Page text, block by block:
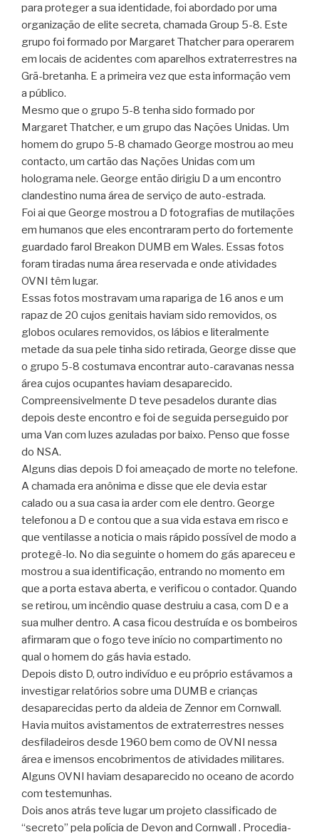
para proteger a sua identidade, foi abordado por uma
organização de elite secreta, chamada Group 5-8. Este
grupo foi formado por Margaret Thatcher para operarem
em locais de acidentes com aparelhos extraterrestres na
Grã-bretanha. E a primeira vez que esta informação vem
a público.
Mesmo que o grupo 5-8 tenha sido formado por
Margaret Thatcher, e um grupo das Nações Unidas. Um
homem do grupo 5-8 chamado George mostrou ao meu
contacto, um cartão das Nações Unidas com um
holograma nele. George então dirigiu D a um encontro
clandestino numa área de serviço de auto-estrada.
Foi ai que George mostrou a D fotografias de mutilações
em humanos que eles encontraram perto do fortemente
guardado farol Breakon DUMB em Wales. Essas fotos
foram tiradas numa área reservada e onde atividades
OVNI têm lugar.
Essas fotos mostravam uma rapariga de 16 anos e um
rapaz de 20 cujos genitais haviam sido removidos, os
globos oculares removidos, os lábios e literalmente
metade da sua pele tinha sido retirada, George disse que
o grupo 5-8 costumava encontrar auto-caravanas nessa
área cujos ocupantes haviam desaparecido.
Compreensivelmente D teve pesadelos durante dias
depois deste encontro e foi de seguida perseguido por
uma Van com luzes azuladas por baixo. Penso que fosse
do NSA.
Alguns dias depois D foi ameaçado de morte no telefone.
A chamada era anônima e disse que ele devia estar
calado ou a sua casa ia arder com ele dentro. George
telefonou a D e contou que a sua vida estava em risco e
que ventilasse a noticia o mais rápido possível de modo a
protegê-lo. No dia seguinte o homem do gás apareceu e
mostrou a sua identificação, entrando no momento em
que a porta estava aberta, e verificou o contador. Quando
se retirou, um incêndio quase destruiu a casa, com D e a
sua mulher dentro. A casa ficou destruída e os bombeiros
afirmaram que o fogo teve início no compartimento no
qual o homem do gás havia estado.
Depois disto D, outro indivíduo e eu próprio estávamos a
investigar relatórios sobre uma DUMB e crianças
desaparecidas perto da aldeia de Zennor em Cornwall.
Havia muitos avistamentos de extraterrestres nesses
desfiladeiros desde 1960 bem como de OVNI nessa
área e imensos encobrimentos de atividades militares.
Alguns OVNI haviam desaparecido no oceano de acordo
com testemunhas.
Dois anos atrás teve lugar um projeto classificado de
“secreto” pela polícia de Devon and Cornwall . Procedia-